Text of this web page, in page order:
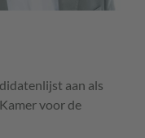
aan als
voor de